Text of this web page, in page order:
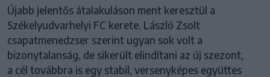
Újabb jelentős átalakuláson ment keresztül a
Székelyudvarhelyi FC kerete. László Zsolt
csapatmenedzser szerint ugyan sok volt a
bizonytalanság, de sikerült elindítani az új szezont,
a cél továbbra is egy stabil, versenyképes együttes